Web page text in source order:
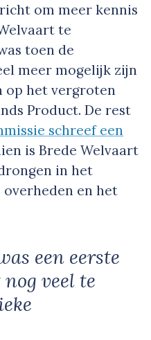
om meer kennis
te
toen de
meer mogelijk zijn
op het vergroten
Product. De rest
schreef een
is Brede Welvaart
in het
en het
een eerste
veel te